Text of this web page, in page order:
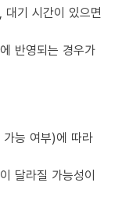
기 시간이 있으면
반영되는 경우가
능 여부)에 따라
달라질 가능성이